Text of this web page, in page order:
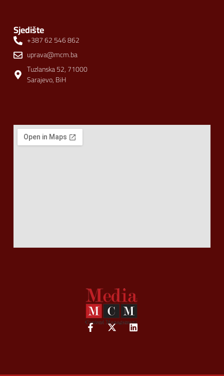
Sjedište
+387 62 546 862
uprava@mcm.ba
Tuzlanska 52, 71000
Sarajevo, BiH